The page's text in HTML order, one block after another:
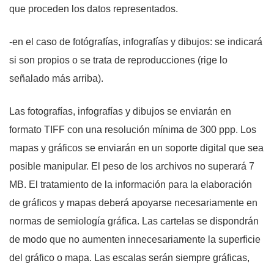
que proceden los datos representados.
-en el caso de fotógrafías, infografías y dibujos: se indicará
si son propios o se trata de reproducciones (rige lo
señalado más arriba).
Las fotografías, infografías y dibujos se enviarán en
formato TIFF con una resolución mínima de 300 ppp. Los
mapas y gráficos se enviarán en un soporte digital que sea
posible manipular. El peso de los archivos no superará 7
MB. El tratamiento de la información para la elaboración
de gráficos y mapas deberá apoyarse necesariamente en
normas de semiología gráfica. Las cartelas se dispondrán
de modo que no aumenten innecesariamente la superficie
del gráfico o mapa. Las escalas serán siempre gráficas,